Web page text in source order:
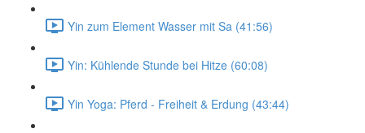
Yin zum Element Wasser mit Sa (41:56)
Yin: Kühlende Stunde bei Hitze (60:08)
Yin Yoga: Pferd - Freiheit & Erdung (43:44)